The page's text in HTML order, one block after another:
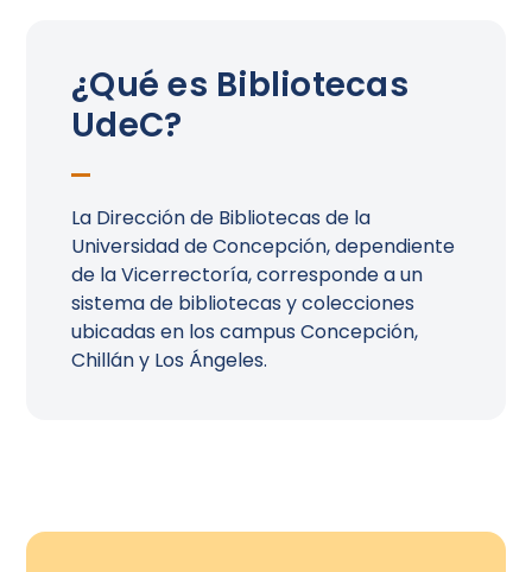
¿Qué es Bibliotecas
UdeC?
La Dirección de Bibliotecas de la
Universidad de Concepción, dependiente
de la Vicerrectoría, corresponde a un
sistema de bibliotecas y colecciones
ubicadas en los campus Concepción,
Chillán y Los Ángeles.